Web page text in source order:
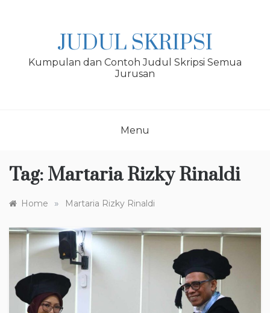
JUDUL SKRIPSI
Kumpulan dan Contoh Judul Skripsi Semua
Jurusan
Menu
Tag: Martaria Rizky Rinaldi
Home » Martaria Rizky Rinaldi